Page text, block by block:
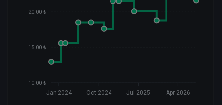
20.00 ₺
15.00 ₺
10.00 ₺
Jan 2024 Oct 2024 Jul 2025 Apr 2026